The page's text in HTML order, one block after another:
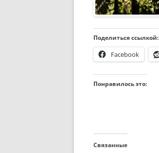
Поделиться ссылкой:
Facebook
Понравилось это:
Связанные